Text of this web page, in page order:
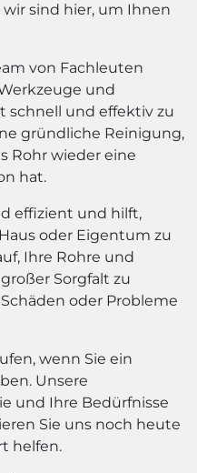
sind hier, um Ihnen
von Fachleuten
und
schnell und effektiv zu
gründliche Reinigung,
Rohr wieder eine
hat.
effizient und hilft,
oder Eigentum zu
Ihre Rohre und
Sorgfalt zu
oder Probleme
wenn Sie ein
Unsere
und Ihre Bedürfnisse
Sie uns noch heute
helfen.